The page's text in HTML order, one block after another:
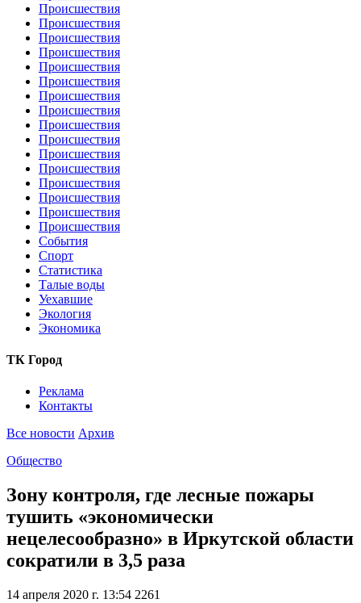
Происшествия
Происшествия
Происшествия
Происшествия
Происшествия
Происшествия
Происшествия
Происшествия
Происшествия
Происшествия
Происшествия
Происшествия
Происшествия
Происшествия
Происшествия
Происшествия
События
Спорт
Статистика
Талые воды
Уехавшие
Экология
Экономика
ТК Город
Реклама
Контакты
Все новости Архив
Общество
Зону контроля, где лесные пожары
тушить «экономически
нецелесообразно» в Иркутской области
сократили в 3,5 раза
14 апреля 2020 г. 13:54 2261